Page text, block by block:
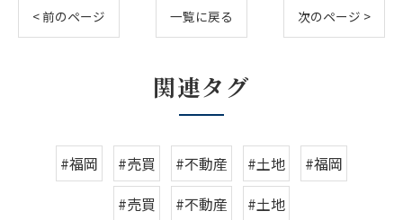
< 前のページ 一覧に戻る 次のページ >
関連タグ
#福岡 #売買 #不動産 #土地
#福岡
#売買
#不動産 #土地